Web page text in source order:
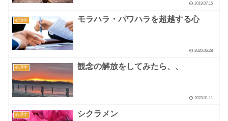
2019.07.15
心理学 モラハラ・パワハラを超越する心
2020.06.28
心理学 観念の解放をしてみたら、、
2023.01.11
心理学 シクラメン